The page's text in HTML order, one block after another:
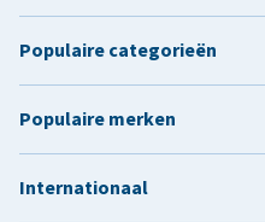
Populaire categorieën
Populaire merken
Internationaal